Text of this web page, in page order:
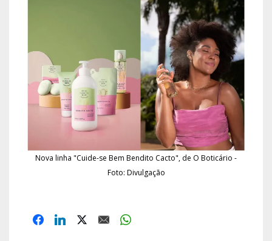
Nova linha "Cuide-se Bem Bendito Cacto", de O Boticário -
Foto: Divulgação